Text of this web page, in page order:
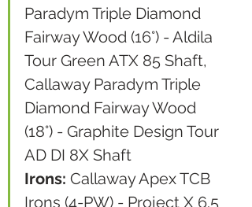
Paradym Triple Diamond
Fairway Wood (16°) - Aldila
Tour Green ATX 85 Shaft,
Callaway Paradym Triple
Diamond Fairway Wood
(18°) - Graphite Design Tour
AD DI 8X Shaft
Irons: Callaway Apex TCB
Irons (4-PW) - Project X 6.5